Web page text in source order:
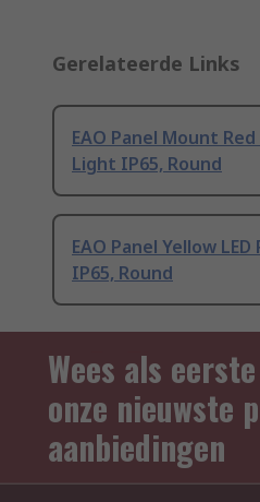
Gerelateerde Links
EAO Panel Mount Red
Light IP65, Round
EAO Panel Yellow
IP65, Round
Wees als
onze nieuwste
aanbiedingen